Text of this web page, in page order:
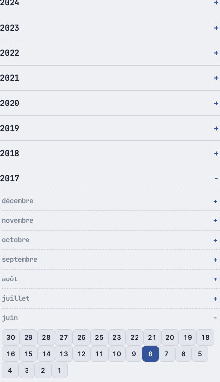
2024
2023
2022
2021
2020
2019
2018
2017
décembre
novembre
octobre
septembre
août
juillet
juin
30 29 28 27 26 25 23 22 21 20 19 18
16 15 14 13 12 11 10 9 8 7 6 5
4 3 2 1